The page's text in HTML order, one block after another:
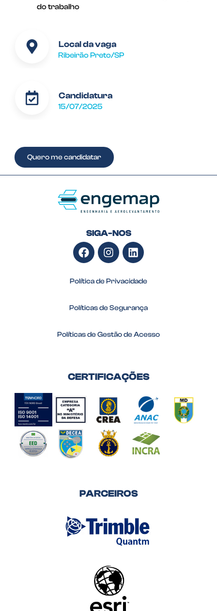
do trabalho
Local da vaga
Ribeirão Preto/SP
Candidatura
15/07/2025
Quero me candidatar
SIGA-NOS
Política de Privacidade
Políticas de Segurança
Políticas de Gestão de Acesso
CERTIFICAÇÕES
PARCEIROS